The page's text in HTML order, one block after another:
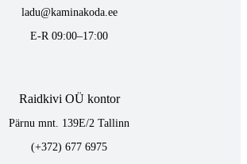
ladu@kaminakoda.ee
E-R 09:00–17:00
Raidkivi OÜ kontor
Pärnu mnt. 139E/2 Tallinn
(+372) 677 6975